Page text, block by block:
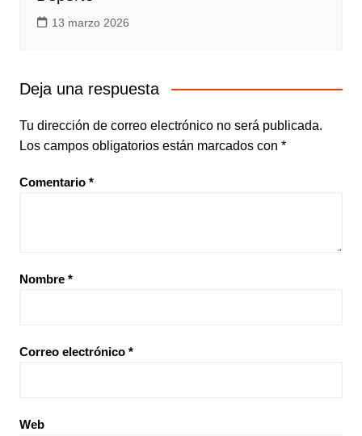
13 marzo 2026
Deja una respuesta
Tu dirección de correo electrónico no será publicada.
Los campos obligatorios están marcados con *
Comentario *
Nombre *
Correo electrónico *
Web